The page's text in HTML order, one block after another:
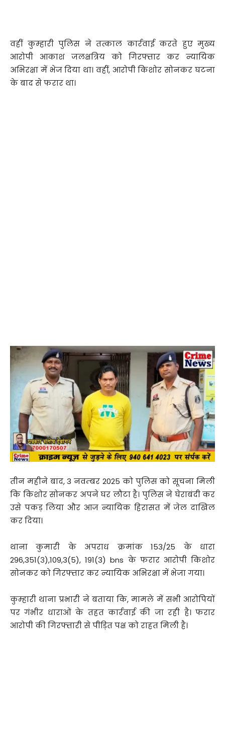
वहीं कुम्हारी पुलिस ने तत्काल कार्रवाई करते हुए मुख्य
आरोपी आकाश जलक्षत्रिय को गिरफ्तार कर न्यायिक
अभिरक्षा में भेज दिया था। वहीं, आरोपी किशोर सोनकर घटना
के बाद से फरार था।
तीन महीने बाद, 3 नवम्बर 2025 को पुलिस को सूचना मिली
कि किशोर सोनकर अपने घर लौटा है। पुलिस ने घेराबंदी कर
उसे पकड़ लिया और आज न्यायिक हिरासत में जेल दाखिल
कर दिया।
थाना कुमारी के अपराध क्रमांक 153/25 के धारा
296,351(३),109,3(5), 191(3) bns के फरार आरोपी किशोर
सोनकर को गिरफ्तार कर न्यायिक अभिरक्षा में भेजा गया।
कुम्हारी थाना प्रभारी ने बताया कि, मामले में सभी आरोपियों
पर गंभीर धाराओं के तहत कार्रवाई की जा रही है। फरार
आरोपी की गिरफ्तारी से पीड़ित पक्ष को राहत मिली है।